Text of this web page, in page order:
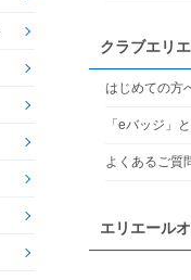
クラブエリ
はじめての方
「eバッジ」
よくあるご質
エリエール